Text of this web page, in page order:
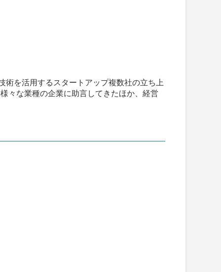
を活用するスタートアップ複数社の立ち上
々な業種の企業に助言してきたほか、経営